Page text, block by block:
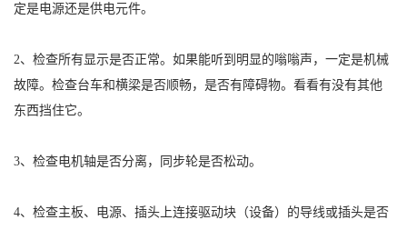
定是电源还是供电元件。
2、检查所有显示是否正常。如果能听到明显的嗡嗡声，一定是机械
故障。检查台车和横梁是否顺畅，是否有障碍物。看看有没有其他
东西挡住它。
3、检查电机轴是否分离，同步轮是否松动。
4、检查主板、电源、插头上连接驱动块（设备）的导线或插头是否